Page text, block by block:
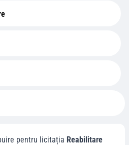
pentru licitația Reabilitare